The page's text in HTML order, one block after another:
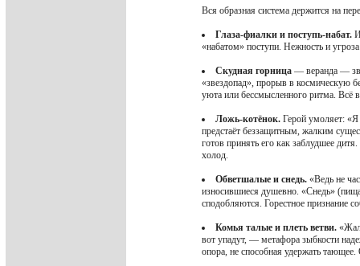
Вся образная система держится на
Глаза-фиалки и поступь-набат.
«набатом» поступи. Нежность и
Скудная горница — веранда —
«звездопад», прорыв в космическую
уюта или бессмысленного ритма. Всё
Ложь-котёнок. Герой умоляет:
предстаёт беззащитным, жалким
готов принять его как заблудшее
холод.
Обветшалые и снедь. «Ведь не
износившиеся душевно. «Снедь»
сподобляются. Горестное признание
Комья талые и плеть ветви.
вот упадут, — метафора зыбкости
опора, не способная удержать